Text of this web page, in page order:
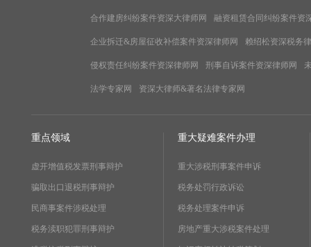
合作建房纠纷案件资深大律师网 融资租赁合同纠纷案件资
企业拆迁&房屋征收补偿案件资深律师网 赖绍松资深税务
侵权责任纠纷案件资深律师网 刑事自诉案件资深律师网
法学专家网 资深大律师&著名法律专家网
重点领域
虚开增值税发票刑事辩护
骗取出口退税刑事辩护
民商事案件涉税处理
税务渎职犯罪刑事辩护
重大疑难案件办理
重大涉税刑事案件申诉
税务处罚行政诉讼
税务处理案件申诉
房地产重大涉税案件处理